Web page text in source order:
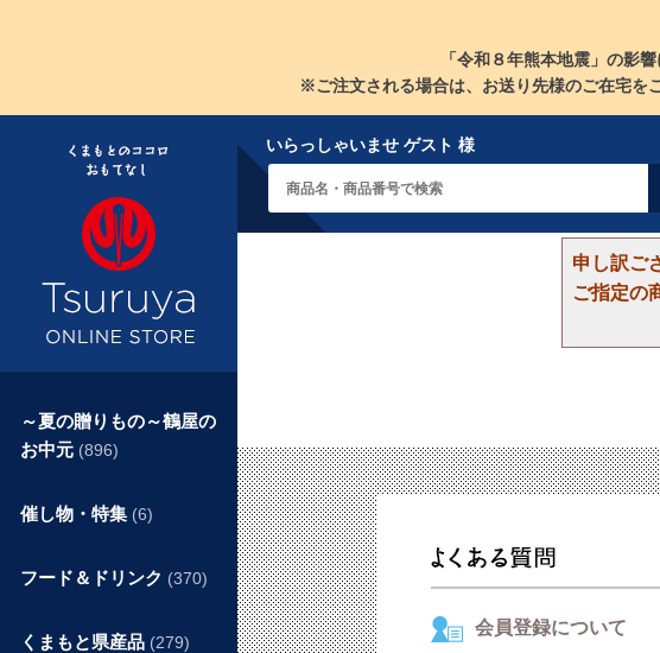
「令和８年熊本地震」の影
※ご注文される場合は、お送り先様のご在宅を
いらっしゃいませ ゲスト 様
申し訳ご
ご指定の
～夏の贈りもの～鶴屋の
お中元 (896)
催し物・特集 (6)
フード＆ドリンク (370)
くまもと県産品 (279)
会員登録について